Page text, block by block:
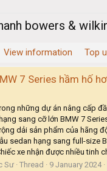
bowers &
View information Top
7 Series hầm hố
những dự án nâng cấp
sang cỡ lớn BMW 7
dải sản phẩm của hãng
sedan hạng sang full-size
xe nhận được nhiều tinh
Sư
Thread 9 January 2024